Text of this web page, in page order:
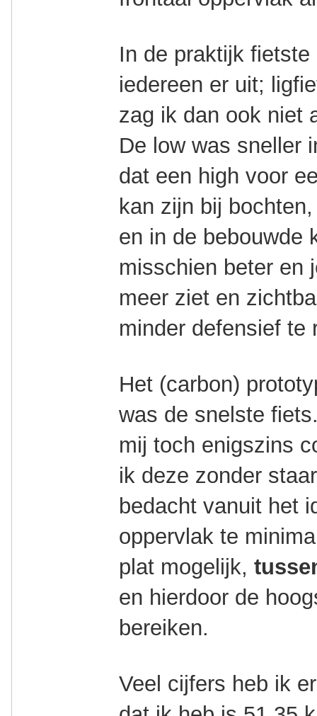
In de praktijk
iedereen er uit;
zag ik dan ook niet
De low was sneller
dat een high voor
kan zijn bij
en in de bebouwde
misschien beter en
meer ziet en
minder defensief te
Het (carbon)
was de snelste
mij toch enigszins
ik deze zonder
bedacht vanuit het
oppervlak te
plat mogelijk,
en hierdoor de
bereiken.
Veel cijfers heb ik